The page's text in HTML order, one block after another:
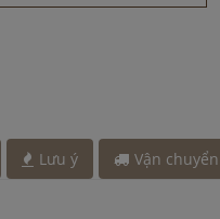
mùi cách đây 5 giờ
mùi cách đây 5 giờ
Lưu ý Vận chuyển